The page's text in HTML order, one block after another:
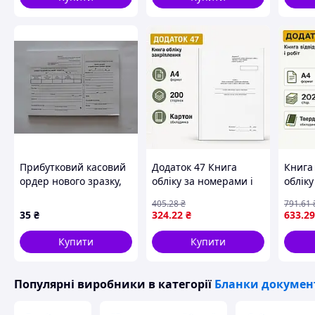
Прибутковий касовий
ордер нового зразку,
35 ₴
Купити
Додаток 47 Книга
обліку за номерами і
озброєння військової
техніки та іншого
військового майна
формат A4 200
324.22 ₴
405.28₴
Купити
Книга
Наказ
633.29
791.61
Популярні виробники в категорії Бланки